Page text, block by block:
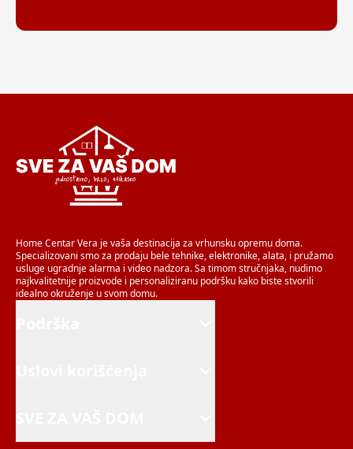
Home Centar Vera je vaša destinacija za vrhunsku opremu doma.
Specializovani smo za prodaju bele tehnike, elektronike, alata, i pružamo
usluge ugradnje alarma i video nadzora. Sa timom stručnjaka, nudimo
najkvalitetnije proizvode i personaliziranu podršku kako biste stvorili
idealno okruženje u svom domu.